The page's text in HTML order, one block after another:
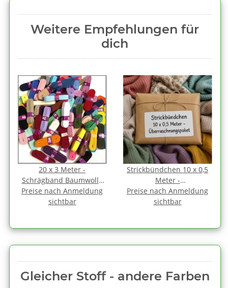
Weitere Empfehlungen für
dich
20 x 3 Meter -
Schrägband Baumwolle
1,2 cm FARBMIX gefalzt
Preise nach Anmeldung
sichtbar
Strickbündchen 10 x 0,5
Meter -
Überraschnungspaket
Preise nach Anmeldung
sichtbar
Gleicher Stoff - andere Farben